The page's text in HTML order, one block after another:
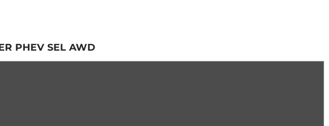
PHEV SEL AWD